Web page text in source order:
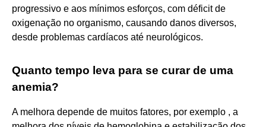
progressivo e aos mínimos esforços, com déficit de
oxigenação no organismo, causando danos diversos,
desde problemas cardíacos até neurológicos.
Quanto tempo leva para se curar de uma
anemia?
A melhora depende de muitos fatores, por exemplo , a